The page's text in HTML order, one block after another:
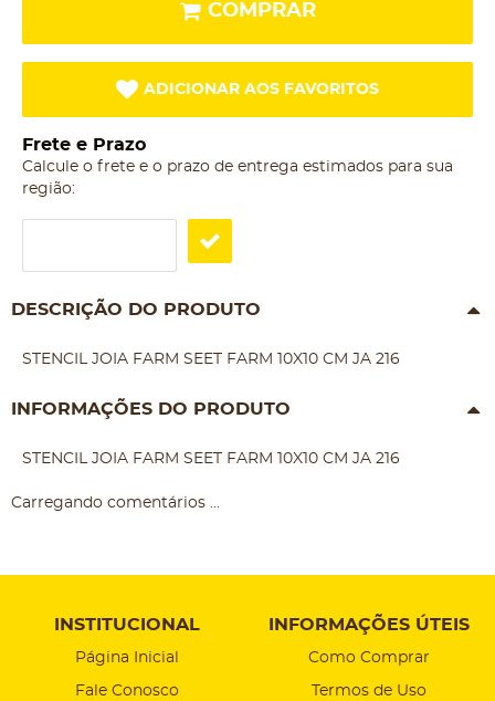
COMPRAR
ADICIONAR AOS FAVORITOS
Frete e Prazo
Calcule o frete e o prazo de entrega estimados para sua
região:
DESCRIÇÃO DO PRODUTO
STENCIL JOIA FARM SEET FARM 10X10 CM JA 216
INFORMAÇÕES DO PRODUTO
STENCIL JOIA FARM SEET FARM 10X10 CM JA 216
Carregando comentários ...
INSTITUCIONAL
Página Inicial
Fale Conosco
INFORMAÇÕES ÚTEIS
Como Comprar
Termos de Uso